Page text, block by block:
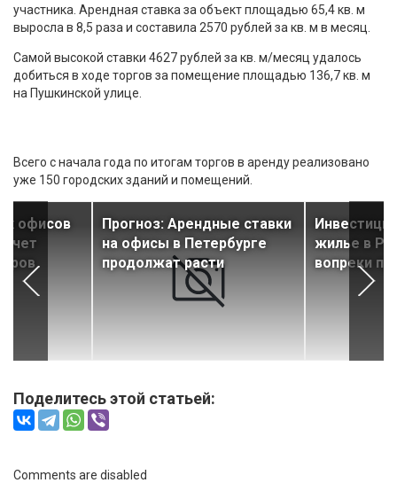
участника. Арендная ставка за объект площадью 65,4 кв. м
выросла в 8,5 раза и составила 2570 рублей за кв. м в месяц.
Самой высокой ставки 4627 рублей за кв. м/месяц удалось
добиться в ходе торгов за помещение площадью 136,7 кв. м
на Пушкинской улице.
Всего с начала года по итогам торгов в аренду реализовано
уже 150 городских зданий и помещений.
офисов
счет
Прогноз: Арендные ставки
на офисы в Петербурге
продолжат расти
жилье в
вопреки
Поделитесь этой статьей:
Comments are disabled